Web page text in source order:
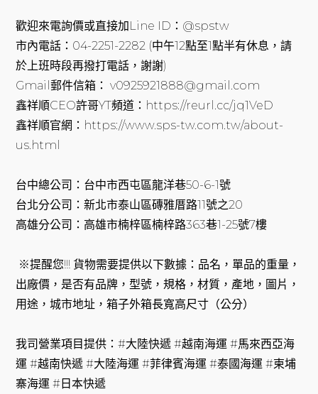
歡迎來電詢價或直接加Line ID：@spstw
市內電話：04-2251-2282 (中午12點至1點半有休息，請
於上班時段再撥打電話，謝謝)
Gmail郵件信箱： v0925921888@gmail.com
鑫祥順CEO許哥YT頻道：https://reurl.cc/jq1VeD
鑫祥順官網：https://www.sps-tw.com.tw/about-
us.html
台中總公司：台中市西屯區龍洋巷50-6-1號
台北分公司：新北市泰山區磚雅厝路11號之20
高雄分公司：高雄市楠梓區楠梓路363巷1-25號7樓
※提醒您!!! 貨物需要提供以下數據：品名，單品的重量，
出廠價，是否有品牌，型號，規格，材質，產地，圖片，
用途，城市地址，箱子外箱長寬高尺寸（公分）
我司營業項目提供：#大陸快遞 #越南海運 #馬來西亞海
運 #越南快遞 #大陸海運 #菲律賓海運 #泰國海運 #柬埔
寨海運 #日本快遞